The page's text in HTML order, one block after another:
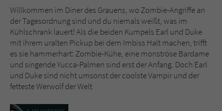
Willkommen im Diner des Grauens, wo Zombie-Angriffe an
der Tagesordnung sind und du niemals weißt, was im
Kühlschrank lauert! Als die beiden Kumpels Earl und Duke
mit ihrem uralten Pickup bei dem Imbiss Halt machen, trifft
es sie hammerhart: Zombie-Kühe, eine monströse Bardame
und singende Yucca-Palmen sind erst der Anfang. Doch Earl
und Duke sind nicht umsonst der coolste Vampir und der
fetteste Werwolf der Welt
Laufzeit 1 Jahr
Zweck Cookie für Kommentare einzelner Buchtitel
Name fe_typo_user
Anbieter Literatur-Couch Medien GmbH & Co. KG
Laufzeit